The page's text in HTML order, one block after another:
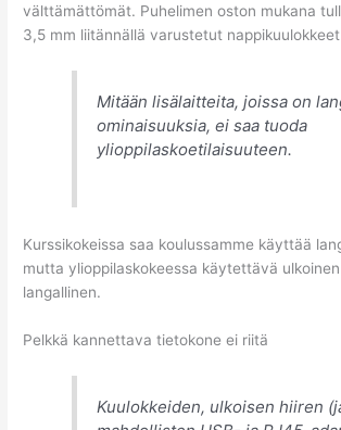
välttämättömät. Puhelimen oston mukana
3,5 mm liitännällä varustetut
Mitään lisälaitteita, joissa on
ominaisuuksia, ei saa tuoda
ylioppilaskoetilaisuuteen.
Kurssikokeissa saa koulussamme käyttää
mutta ylioppilaskokeessa käytettävä
langallinen.
Pelkkä kannettava tietokone ei riitä
Kuulokkeiden, ulkoisen hiiren